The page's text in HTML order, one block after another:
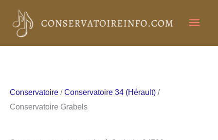
contenu
Conservatoire /Conservatoire 34 (Hérault) /
Conservatoire Grabels